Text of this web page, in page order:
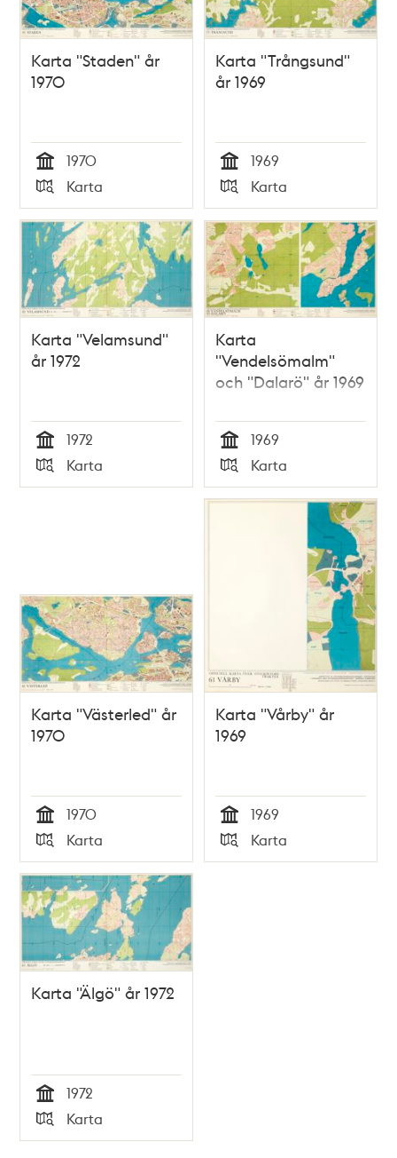
Karta "Staden" år
1970
Tid
1970
Typ
Karta
Karta "Trångsund"
år 1969
Tid
1969
Typ
Karta
Karta "Velamsund"
år 1972
Tid
1972
Typ
Karta
Karta
"Vendelsömalm"
och "Dalarö" år 1969
Tid
1969
Typ
Karta
Karta "Västerled" år
1970
Tid
1970
Typ
Karta
Karta "Vårby" år
1969
Tid
1969
Typ
Karta
Karta "Älgö" år 1972
Tid
1972
Typ
Karta